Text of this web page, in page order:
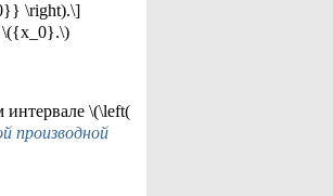
\right).\]
\({x_0}.\)
\(\left(
производной